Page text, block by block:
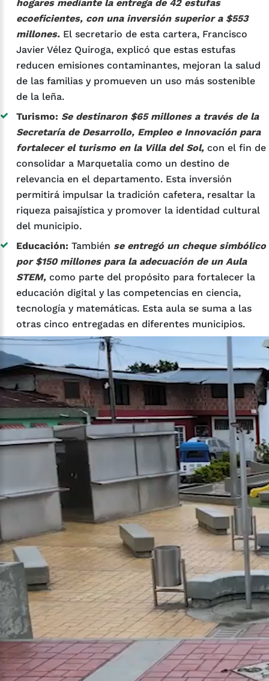
hogares mediante la entrega de 42 estufas
ecoeficientes, con una inversión superior a $553
millones. El secretario de esta cartera, Francisco
Javier Vélez Quiroga, explicó que estas estufas
reducen emisiones contaminantes, mejoran la salud
de las familias y promueven un uso más sostenible
de la leña.
Turismo: Se destinaron $65 millones a través de la
Secretaría de Desarrollo, Empleo e Innovación para
fortalecer el turismo en la Villa del Sol, con el fin de
consolidar a Marquetalia como un destino de
relevancia en el departamento. Esta inversión
permitirá impulsar la tradición cafetera, resaltar la
riqueza paisajística y promover la identidad cultural
del municipio.
Educación: También se entregó un cheque simbólico
por $150 millones para la adecuación de un Aula
STEM, como parte del propósito para fortalecer la
educación digital y las competencias en ciencia,
tecnología y matemáticas. Esta aula se suma a las
otras cinco entregadas en diferentes municipios.